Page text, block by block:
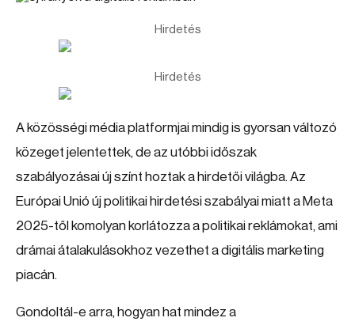
Hirdetés
Hirdetés
A közösségi média platformjai mindig is gyorsan változó
közeget jelentettek, de az utóbbi időszak
szabályozásai új színt hoztak a hirdetői világba. Az
Európai Unió új politikai hirdetési szabályai miatt a Meta
2025-től komolyan korlátozza a politikai reklámokat, ami
drámai átalakulásokhoz vezethet a digitális marketing
piacán.
Gondoltál-e arra, hogyan hat mindez a